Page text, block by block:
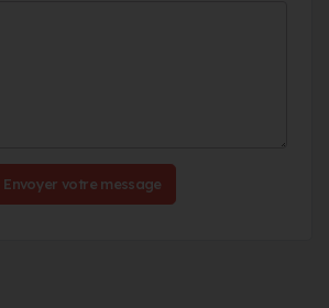
Envoyer votre message